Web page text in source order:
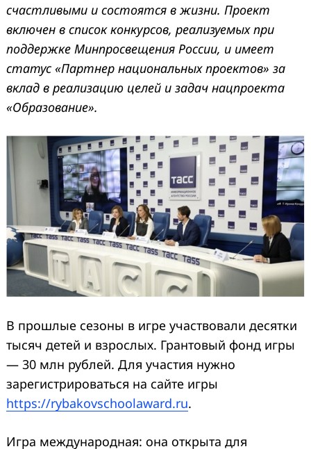
счастливыми и состоятся в жизни. Проект
включен в список конкурсов, реализуемых при
поддержке Минпросвещения России, и имеет
статус «Партнер национальных проектов» за
вклад в реализацию целей и задач нацпроекта
«Образование».
В прошлые сезоны в игре участвовали десятки
тысяч детей и взрослых. Грантовый фонд игры
— 30 млн рублей. Для участия нужно
зарегистрироваться на сайте игры
https://rybakovschoolaward.ru.
Игра международная: она открыта для